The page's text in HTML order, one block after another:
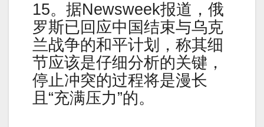
15。据Newsweek报道，俄
罗斯已回应中国结束与乌克
兰战争的和平计划，称其细
节应该是仔细分析的关键，
停止冲突的过程将是漫长
且“充满压力”的。